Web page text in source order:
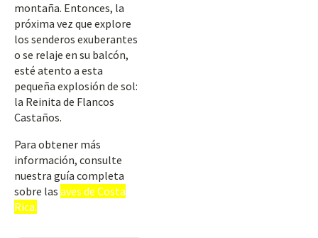
montaña. Entonces, la
próxima vez que explore
los senderos exuberantes
o se relaje en su balcón,
esté atento a esta
pequeña explosión de sol:
la Reinita de Flancos
Castaños.
Para obtener más
información, consulte
nuestra guía completa
sobre las aves de Costa
Rica.